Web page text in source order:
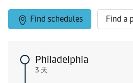
Find schedules Find a
Philadelphia
3 天